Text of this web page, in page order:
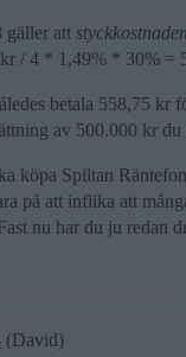
gäller att styckkostnaden
/ 4 * 1,49% * 30% =
betala 558,75 kr
av 500.000 kr du
köpa Spiltan
på att inflika att
nu har du ju redan
(David)